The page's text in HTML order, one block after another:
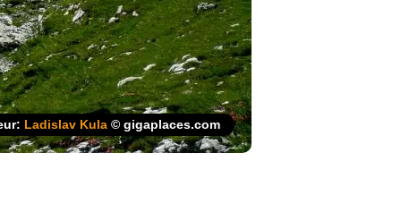
Ladislav Kula © gigaplaces.com